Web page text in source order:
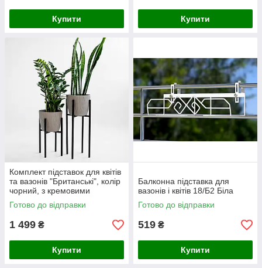
Купити Купити
Комплект підставок для квітів
та вазонів "Британські", колір
чорний, з кремовими
горшками
Готово до відправки
1 499 ₴
Купити
Балконна підставка для
вазонів і квітів 18/Б2 Біла
Готово до відправки
519 ₴
Купити